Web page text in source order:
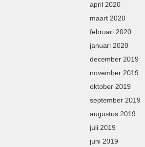
april 2020
maart 2020
februari 2020
januari 2020
december 2019
november 2019
oktober 2019
september 2019
augustus 2019
juli 2019
juni 2019